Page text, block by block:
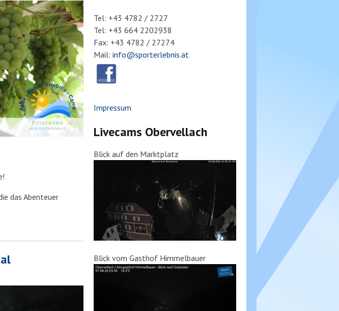
das Abenteuer
Tel: +43 4782 / 2727
Tel: +43 664 2202938
Fax: +43 4782 / 27274
Mail: info@sporterlebnis.at
Impressum
Livecams Obervellach
Blick auf den Marktplatz
Blick vom Gasthof Himmelbauer